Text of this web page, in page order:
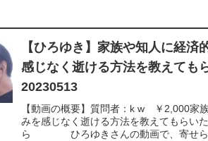
【ひろゆき】家族や知人に経
感じなく逝ける方法を教えて
20230513
【動画の概要】質問者：k w ￥2,000家
みを感じなく逝ける方法を教えてもら
ら ひろゆきさんの動画で、寄せられ